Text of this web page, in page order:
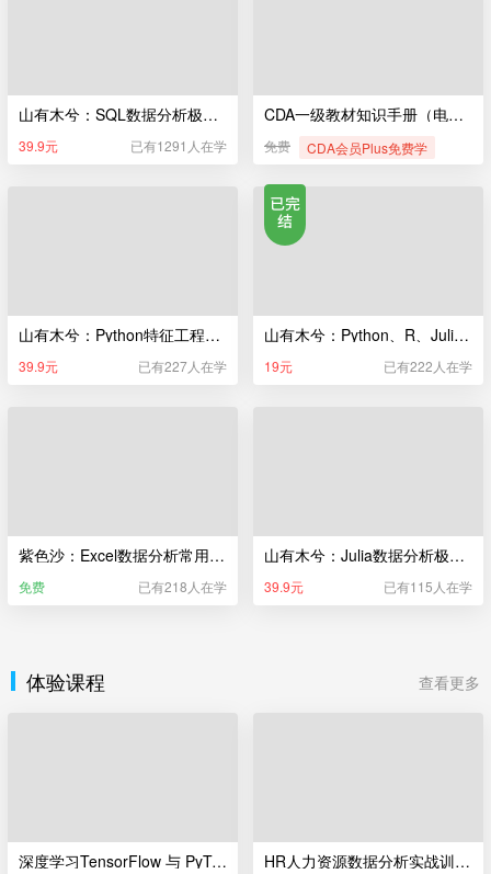
山有木兮：SQL数据分析极简入门
39.9元 已有1291人在学
CDA一级教材知识手册（电子版）
免费 CDA会员Plus免费学
山有木兮：Python特征工程极简入门
39.9元 已有227人在学
山有木兮：Python、R、Julia编程极简入门
19元 已有222人在学
紫色沙：Excel数据分析常用的50个函数
免费 已有218人在学
山有木兮：Julia数据分析极简入门
39.9元 已有115人在学
体验课程 查看更多
深度学习TensorFlow 与 PyTorch训练营（体验课） HR人力资源数据分析实战训练营（体验课）